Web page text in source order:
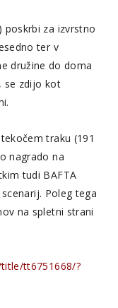
za izvrstno
ter v
družine do doma
se zdijo kot
traku (191
nagrado na
tudi BAFTA
Poleg tega
na spletni strani
tt6751668/?